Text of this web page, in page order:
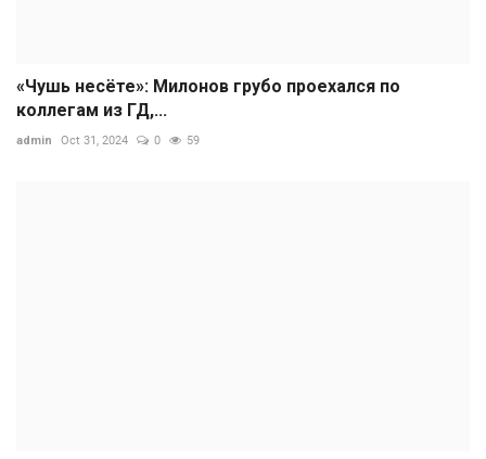
«Чушь несёте»: Милонов грубо проехался по
коллегам из ГД,...
admin Oct 31, 2024 0 59